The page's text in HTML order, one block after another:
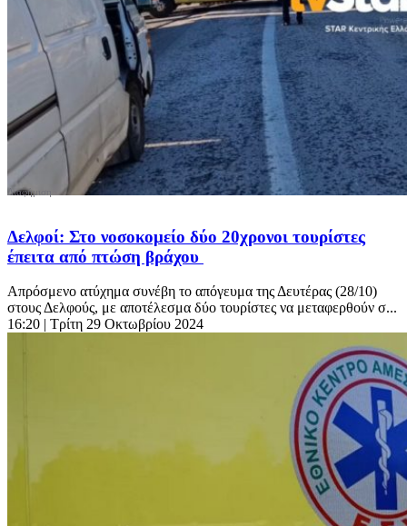
Δελφοί: Στο νοσοκομείο δύο 20χρονοι τουρίστες
έπειτα από πτώση βράχου
Απρόσμενο ατύχημα συνέβη το απόγευμα της Δευτέρας (28/10)
στους Δελφούς, με αποτέλεσμα δύο τουρίστες να μεταφερθούν σ...
16:20 | Τρίτη 29 Οκτωβρίου 2024